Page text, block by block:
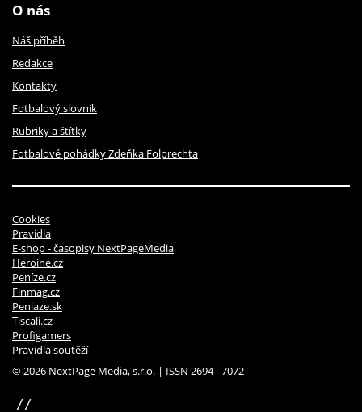
O nás
Náš příběh
Redakce
Kontakty
Fotbalový slovník
Rubriky a štítky
Fotbalové pohádky Zdeňka Folprechta
Cookies
Pravidla
E-shop - časopisy NextPageMedia
Heroine.cz
Peníze.cz
Finmag.cz
Peniaze.sk
Tiscali.cz
Profigamers
Pravidla soutěží
© 2026 NextPage Media, s.r.o. | ISSN 2694 - 7072